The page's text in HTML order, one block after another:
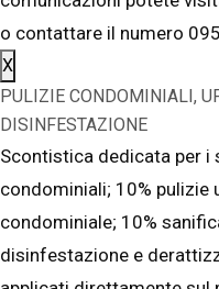
o contattare il numero
X
PULIZIE CONDOMINIALI,
DISINFESTAZIONE
Scontistica dedicata per i
condominiali; 10% pulizie
condominiale; 10%
disinfestazione e